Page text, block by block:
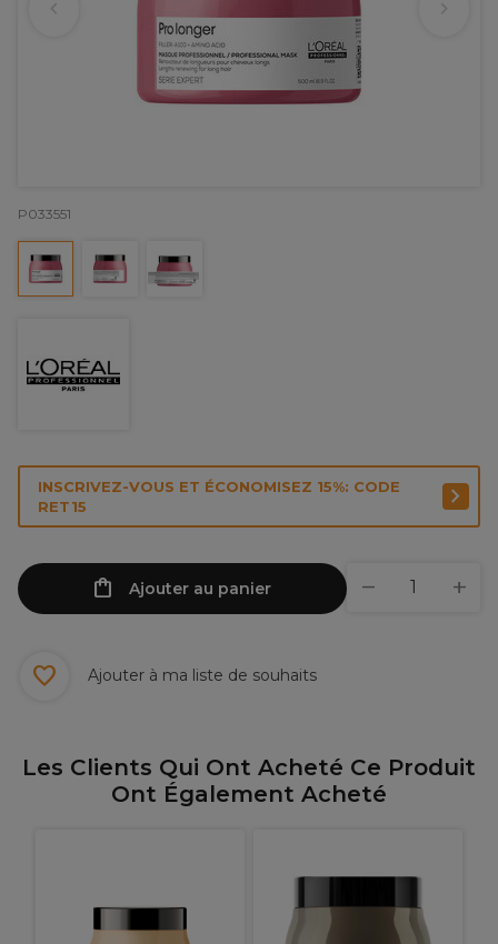
P033551
INSCRIVEZ-VOUS ET ÉCONOMISEZ 15%: CODE
RET15
Ajouter au panier
Ajouter à ma liste de souhaits
Les Clients Qui Ont Acheté Ce Produit
Ont Également Acheté